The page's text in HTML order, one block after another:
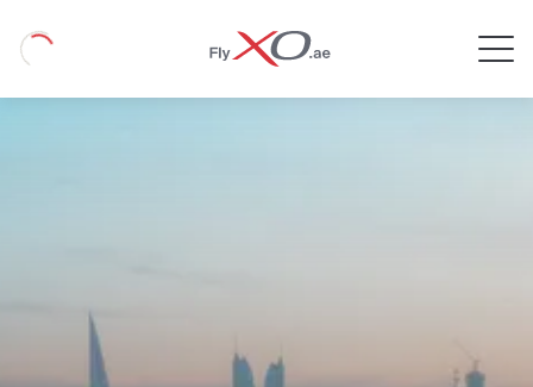
Loading